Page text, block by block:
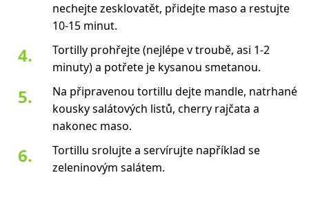
nechejte zesklovatět, přidejte maso a restujte
10-15 minut.
Tortilly prohřejte (nejlépe v troubě, asi 1-2
minuty) a potřete je kysanou smetanou.
Na připravenou tortillu dejte mandle, natrhané
kousky salátových listů, cherry rajčata a
nakonec maso.
Tortillu srolujte a servírujte například se
zeleninovým salátem.